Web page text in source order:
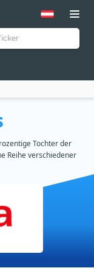
Tochter der
Reihe verschiedener